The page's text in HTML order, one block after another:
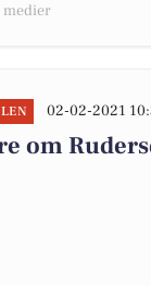
medier
02-02-2021
om